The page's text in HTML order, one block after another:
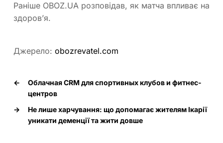
Раніше OBOZ.UA розповідав, як матча впливає на
здоров’я.
Джерело: obozrevatel.com
←
Облачная CRM для спортивных клубов и фитнес-
центров
→
Не лише харчування: що допомагає жителям Ікарії
уникати деменції та жити довше